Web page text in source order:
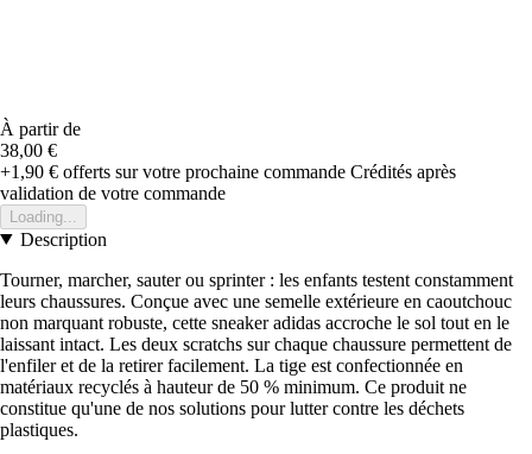
À partir de
38,00 €
+1,90 € offerts sur votre prochaine commande Crédités après
validation de votre commande
Loading...
Description
Tourner, marcher, sauter ou sprinter : les enfants testent constamment
leurs chaussures. Conçue avec une semelle extérieure en caoutchouc
non marquant robuste, cette sneaker adidas accroche le sol tout en le
laissant intact. Les deux scratchs sur chaque chaussure permettent de
l'enfiler et de la retirer facilement. La tige est confectionnée en
matériaux recyclés à hauteur de 50 % minimum. Ce produit ne
constitue qu'une de nos solutions pour lutter contre les déchets
plastiques.